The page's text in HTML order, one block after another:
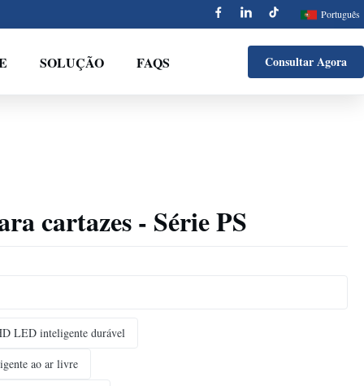
Português
SOLUÇÃO FAQS Consultar Agora
cartazes - Série PS
LED inteligente durável
ao ar livre